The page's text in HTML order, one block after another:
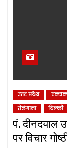
उत्तर प्रदेश
तेलंगाना
दिल्‍ली
पं. दीनदयाल
पर विचार